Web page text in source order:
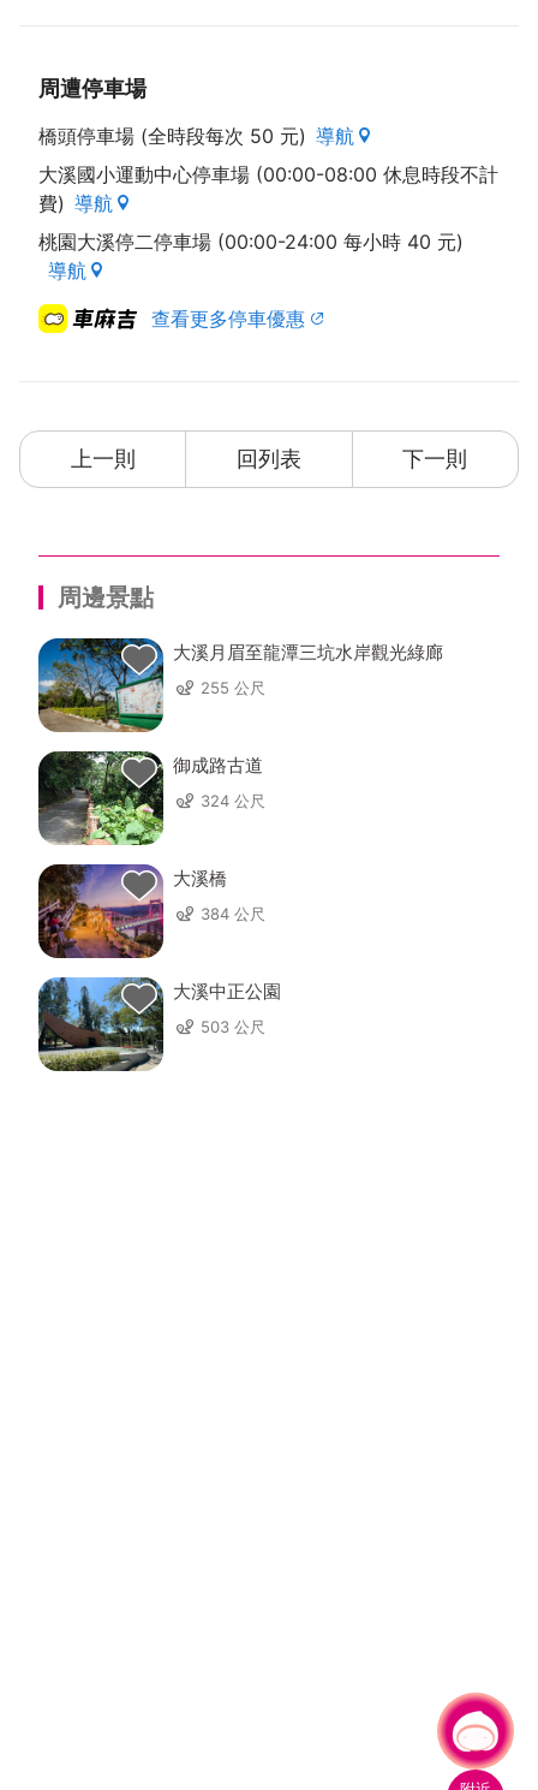
周遭停車場
橋頭停車場 (全時段每次 50 元) 導航
大溪國小運動中心停車場 (00:00-08:00 休息時段不計
費) 導航
桃園大溪停二停車場 (00:00-24:00 每小時 40 元)
導航
查看更多停車優惠
上一則 回列表 下一則
周邊景點
大溪月眉至龍潭三坑水岸觀光綠廊
255 公尺
御成路古道
324 公尺
大溪橋
384 公尺
大溪中正公園
503 公尺